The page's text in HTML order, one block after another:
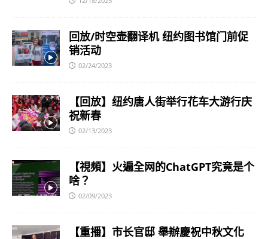
回放/时空壶翻译机 纽约图书馆门前促
销活动
02/24/2023
【回放】纽约唐人街举行花车大游行庆
祝新春
02/13/2023
【視頻】火遍全网的ChatGPT究竟是个
啥？
02/09/2023
【重播】市长官邸 舉辦慶祝中秋文化